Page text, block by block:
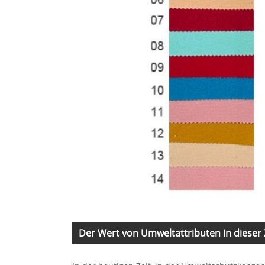
Der Wert von Umweltattributen in dieser